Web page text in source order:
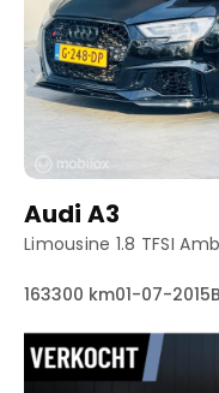
Audi A3
Limousine 1.8 TFSI
163300 km01-07-2015